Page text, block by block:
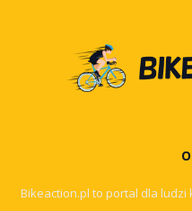
Bikeaction.pl to portal dla ludzi